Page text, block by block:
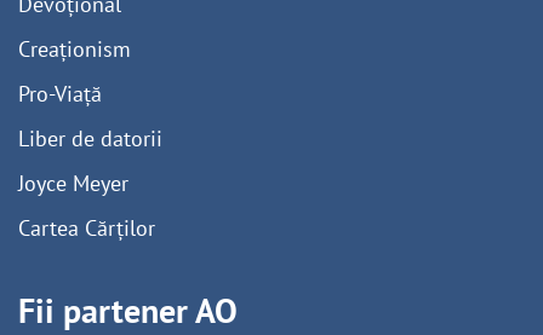
Creaționism
Pro-Viață
Liber de datorii
Joyce Meyer
Cartea Cărților
Fii partener AO